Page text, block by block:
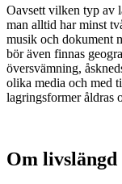
Oavsett vilken typ av
man alltid har minst
musik och dokument
bör även finnas
översvämning,
olika media och med
lagringsformer åldras
Om livslängd